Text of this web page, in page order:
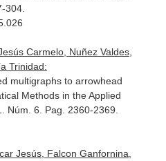
304.
Carmelo, Nuñez Valdes,
Trinidad:
multigraphs to arrowhead
Methods in the Applied
Núm. 6. Pag. 2360-2369.
Jesús, Falcon Ganfornina,